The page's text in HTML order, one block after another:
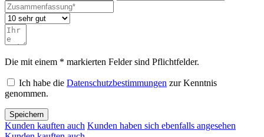
Die mit einem * markierten Felder sind Pflichtfelder.
Ich habe die Datenschutzbestimmungen zur Kenntnis
genommen.
Speichern
Kunden kauften auch Kunden haben sich ebenfalls angesehen